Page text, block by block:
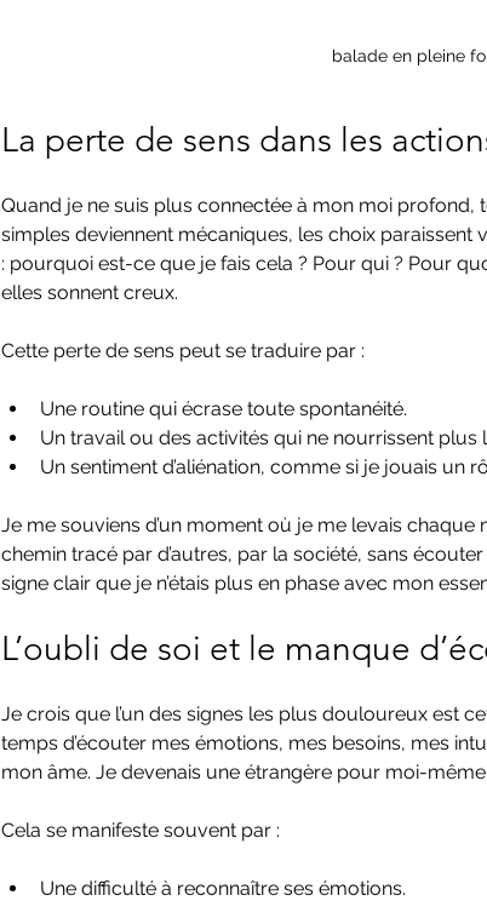
balade en pleine
La perte de sens dans les
Quand je ne suis plus connectée à mon moi profond,
simples deviennent mécaniques, les choix paraissent
: pourquoi est-ce que je fais cela ? Pour qui ? Pour
elles sonnent creux.
Cette perte de sens peut se traduire par :
Une routine qui écrase toute spontanéité.
Un travail ou des activités qui ne nourrissent plus
Un sentiment d’aliénation, comme si je jouais un
Je me souviens d’un moment où je me levais chaque
chemin tracé par d’autres, par la société, sans
signe clair que je n’étais plus en phase avec mon
L’oubli de soi et le manque
Je crois que l’un des signes les plus douloureux est
temps d’écouter mes émotions, mes besoins, mes
mon âme. Je devenais une étrangère pour moi-même.
Cela se manifeste souvent par :
Une difficulté à reconnaître ses émotions.